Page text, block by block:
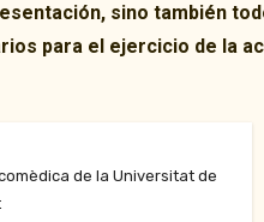
sino también
para el ejercicio de la
de la Universitat de